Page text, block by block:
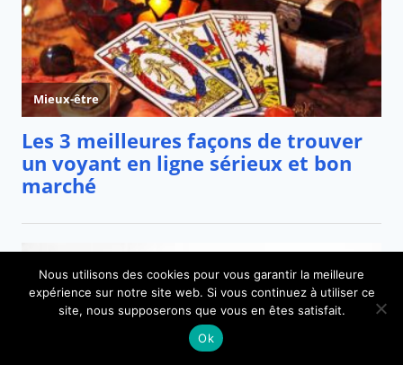
Nous utilisons des cookies pour vous garantir la meilleure
expérience sur notre site web. Si vous continuez à utiliser ce
site, nous supposerons que vous en êtes satisfait.
Ok